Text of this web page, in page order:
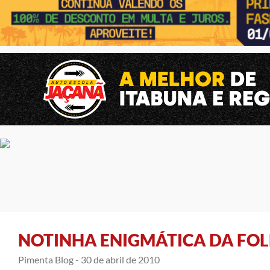
NOTINHA ENIGMÁTICA DA
Pimenta Blog - 30 de abril de 2010